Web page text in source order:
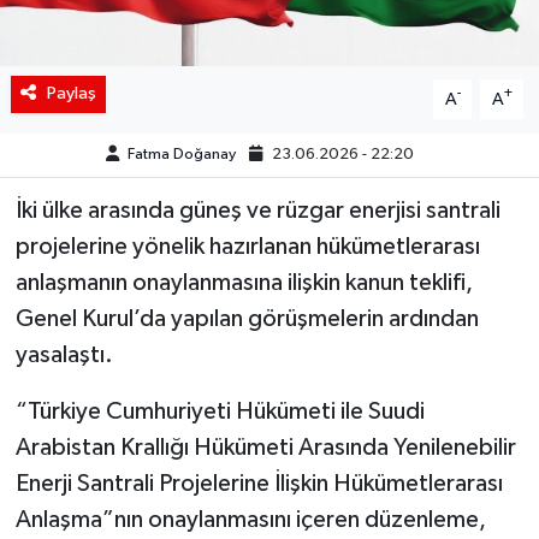
Paylaş A- A+
Fatma Doğanay 23.06.2026 - 22:20
İki ülke arasında güneş ve rüzgar enerjisi santrali
projelerine yönelik hazırlanan hükümetlerarası
anlaşmanın onaylanmasına ilişkin kanun teklifi,
Genel Kurul’da yapılan görüşmelerin ardından
yasalaştı.
“Türkiye Cumhuriyeti Hükümeti ile Suudi
Arabistan Krallığı Hükümeti Arasında Yenilenebilir
Enerji Santrali Projelerine İlişkin Hükümetlerarası
Anlaşma”nın onaylanmasını içeren düzenleme,
Yaşam